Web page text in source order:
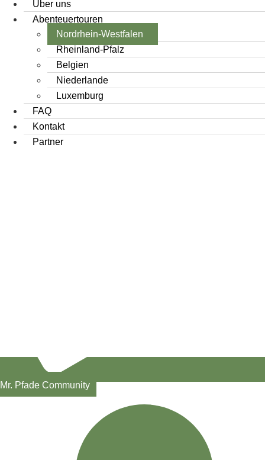
Über uns
Abenteuertouren
Nordrhein-Westfalen
Rheinland-Pfalz
Belgien
Niederlande
Luxemburg
FAQ
Kontakt
Partner
Mr. Pfade Community